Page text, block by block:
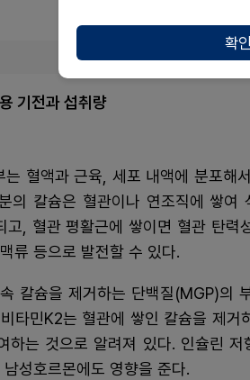
기전과 섭취량
혈액과 근육, 세포 내액에 분포해
의 칼슘은 혈관이나 연조직에 쌓여
, 혈관 평활근에 쌓이면 혈관 탄력
류 등으로 발전할 수 있다.
칼슘을 제거하는 단백질(MGP)의
타민K2는 혈관에 쌓인 칼슘을 제거
하는 것으로 알려져 있다. 인슐린 저
성호르몬에도 영향을 준다.
확인